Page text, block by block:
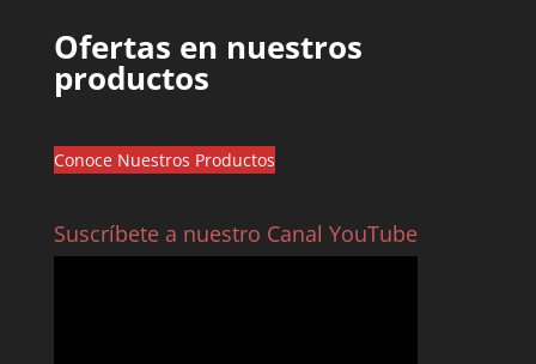
Ofertas en nuestros
productos
Conoce Nuestros Productos
Suscríbete a nuestro Canal YouTube